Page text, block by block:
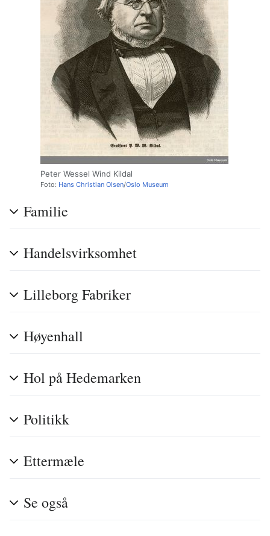
Peter Wessel Wind Kildal
Foto: Hans Christian Olsen/Oslo Museum
Familie
Handelsvirksomhet
Lilleborg Fabriker
Høyenhall
Hol på Hedemarken
Politikk
Ettermæle
Se også